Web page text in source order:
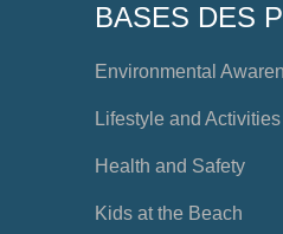
BASES DES
Environmental
Lifestyle and Activities
Health and Safety
Kids at the Beach